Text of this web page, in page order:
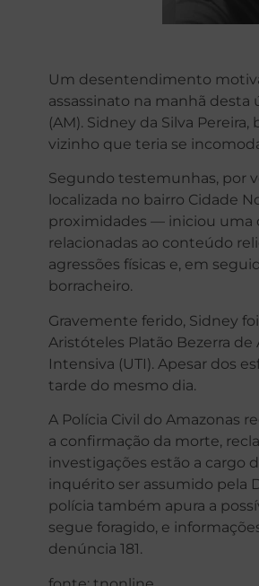
Um desentendimento
assassinato na manhã desta
(AM). Sidney da Silva
vizinho que teria se
Segundo testemunhas, por
localizada no bairro Cidade
proximidades — iniciou uma
relacionadas ao conteúdo
agressões físicas e, em
borracheiro.
Gravemente ferido, Sidney
Aristóteles Platão Bezerra
Intensiva (UTI). Apesar dos
tarde do mesmo dia.
A Polícia Civil do Amazonas
a confirmação da morte,
investigações estão a cargo
inquérito ser assumido pela
polícia também apura a
segue foragido, e
denúncia 181.